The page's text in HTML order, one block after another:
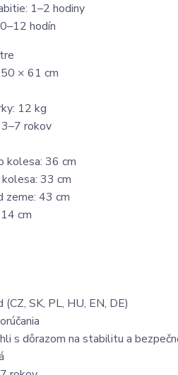
1–2 hodiny
hodín
× 61 cm
12 kg
rokov
kolesa: 36 cm
33 cm
zeme: 43 cm
cm
(CZ, SK, PL, HU, EN, DE)
s dôrazom na stabilitu a